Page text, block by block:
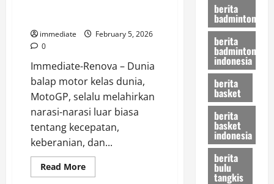
immediate
February 5, 2026
0
Immediate-Renova – Dunia
balap motor kelas dunia,
MotoGP, selalu melahirkan
narasi-narasi luar biasa
tentang kecepatan,
keberanian, dan...
Read MoreRead
more
berita
badminton
berita
badminton
indonesia
berita
basket
berita
basket
indonesia
berita
bulu
tangkis